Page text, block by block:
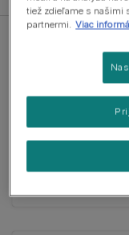
tiež zdieľame s našimi
partnermi. Viac